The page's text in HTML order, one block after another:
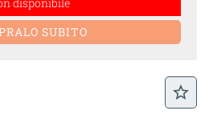
star_border